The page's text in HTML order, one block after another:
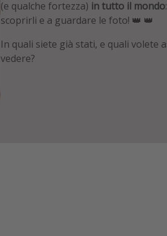
(e qualche fortezza) in tutto il mondo
scoprirli e a guardare le foto! 👑 👑
In quali siete già stati, e quali volete
vedere?